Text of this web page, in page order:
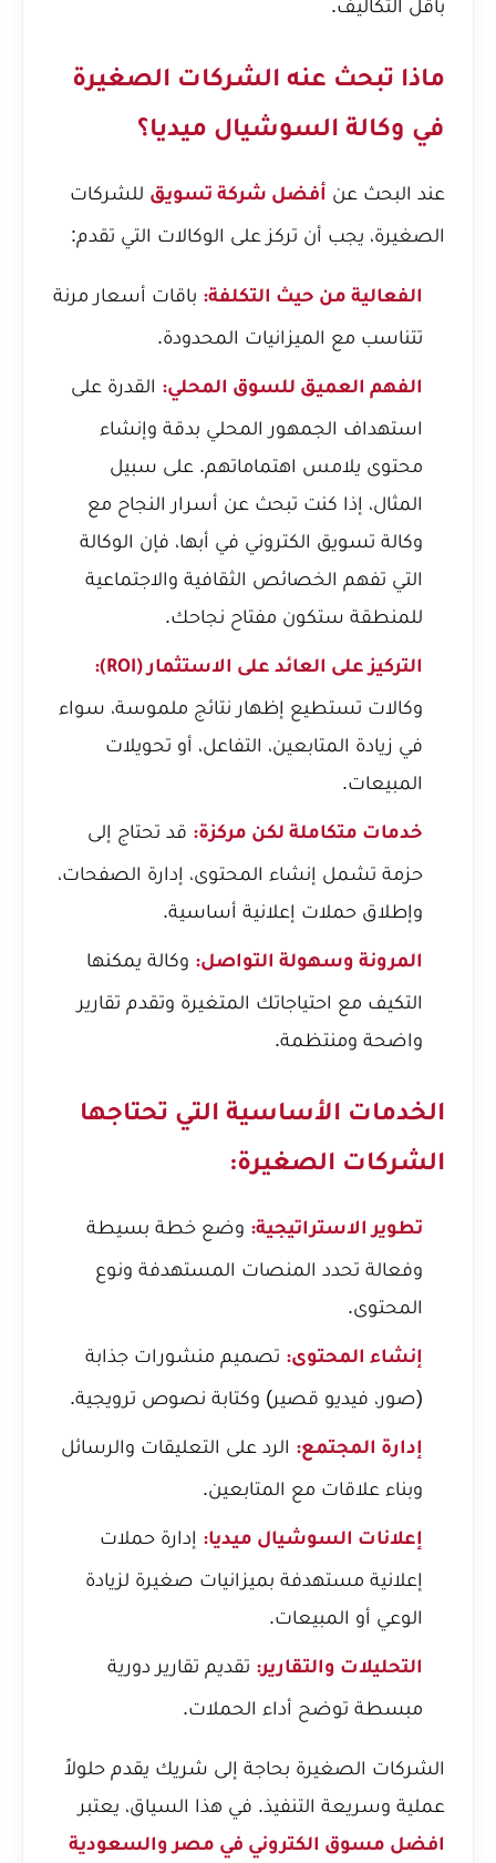
بأقل التكاليف.
ماذا تبحث عنه الشركات الصغيرة
في وكالة السوشيال ميديا؟
عند البحث عن أفضل شركة تسويق للشركات
الصغيرة، يجب أن تركز على الوكالات التي تقدم:
الفعالية من حيث التكلفة: باقات أسعار مرنة
تتناسب مع الميزانيات المحدودة.
الفهم العميق للسوق المحلي: القدرة على
استهداف الجمهور المحلي بدقة وإنشاء
محتوى يلامس اهتماماتهم. على سبيل
المثال، إذا كنت تبحث عن أسرار النجاح مع
وكالة تسويق الكتروني في أبها، فإن الوكالة
التي تفهم الخصائص الثقافية والاجتماعية
للمنطقة ستكون مفتاح نجاحك.
التركيز على العائد على الاستثمار (ROI):
وكالات تستطيع إظهار نتائج ملموسة، سواء
في زيادة المتابعين، التفاعل، أو تحويلات
المبيعات.
خدمات متكاملة لكن مركزة: قد تحتاج إلى
حزمة تشمل إنشاء المحتوى، إدارة الصفحات،
وإطلاق حملات إعلانية أساسية.
المرونة وسهولة التواصل: وكالة يمكنها
التكيف مع احتياجاتك المتغيرة وتقدم تقارير
واضحة ومنتظمة.
الخدمات الأساسية التي تحتاجها
الشركات الصغيرة:
تطوير الاستراتيجية: وضع خطة بسيطة
وفعالة تحدد المنصات المستهدفة ونوع
المحتوى.
إنشاء المحتوى: تصميم منشورات جذابة
(صور، فيديو قصير) وكتابة نصوص ترويجية.
إدارة المجتمع: الرد على التعليقات والرسائل
وبناء علاقات مع المتابعين.
إعلانات السوشيال ميديا: إدارة حملات
إعلانية مستهدفة بميزانيات صغيرة لزيادة
الوعي أو المبيعات.
التحليلات والتقارير: تقديم تقارير دورية
مبسطة توضح أداء الحملات.
الشركات الصغيرة بحاجة إلى شريك يقدم حلولاً
عملية وسريعة التنفيذ. في هذا السياق، يعتبر
افضل مسوق الكتروني في مصر والسعودية